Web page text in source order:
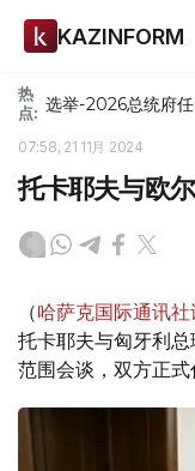
KAZINFORM
热
点: 选举-2026总统府
07:58, 21 11月 2024
托卡耶夫与欧
（哈萨克国际通讯社
托卡耶夫与匈牙利
范围会谈，双方正式